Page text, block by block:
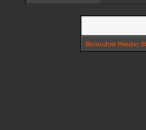
Besucher Heute: